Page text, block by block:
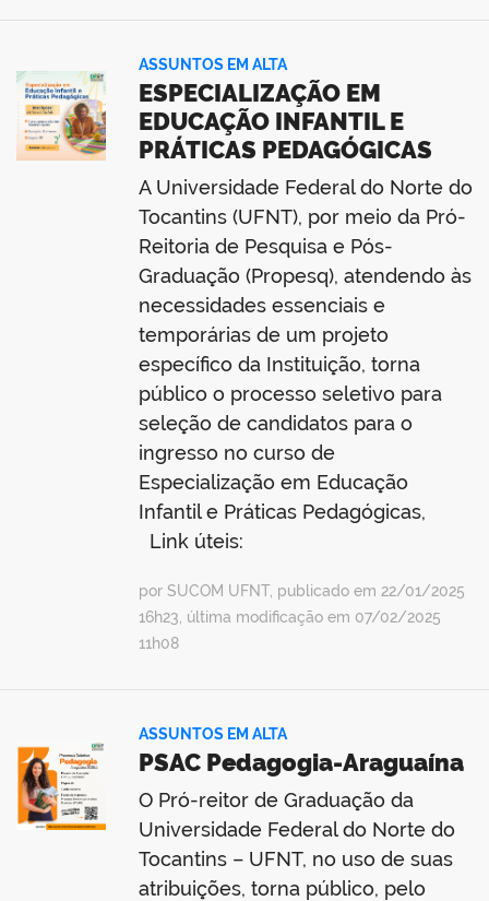
ASSUNTOS EM ALTA
ESPECIALIZAÇÃO EM
EDUCAÇÃO INFANTIL E
PRÁTICAS PEDAGÓGICAS
A Universidade Federal do Norte do
Tocantins (UFNT), por meio da Pró-
Reitoria de Pesquisa e Pós-
Graduação (Propesq), atendendo às
necessidades essenciais e
temporárias de um projeto
específico da Instituição, torna
público o processo seletivo para
seleção de candidatos para o
ingresso no curso de
Especialização em Educação
Infantil e Práticas Pedagógicas,
Link úteis:
por SUCOM UFNT, publicado em 22/01/2025
16h23, última modificação em 07/02/2025
11h08
ASSUNTOS EM ALTA
PSAC Pedagogia-Araguaína
O Pró-reitor de Graduação da
Universidade Federal do Norte do
Tocantins – UFNT, no uso de suas
atribuições, torna público, pelo